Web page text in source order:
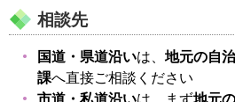
相談先
国道・県道沿いは、 地元の自
課へ直接ご相談ください
市道・私道沿いは、まず地元